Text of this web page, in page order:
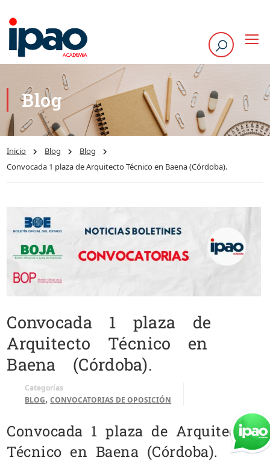
Blog
Inicio Blog
Blog
Convocada 1 plaza de Arquitecto Técnico en Baena (Córdoba).
Convocada 1 plaza de
Arquitecto Técnico en
Baena (Córdoba).
Categorías
BLOG,CONVOCATORIAS DE OPOSICIÓN
Convocada 1 plaza de Arquitecto
Técnico en Baena (Córdoba).